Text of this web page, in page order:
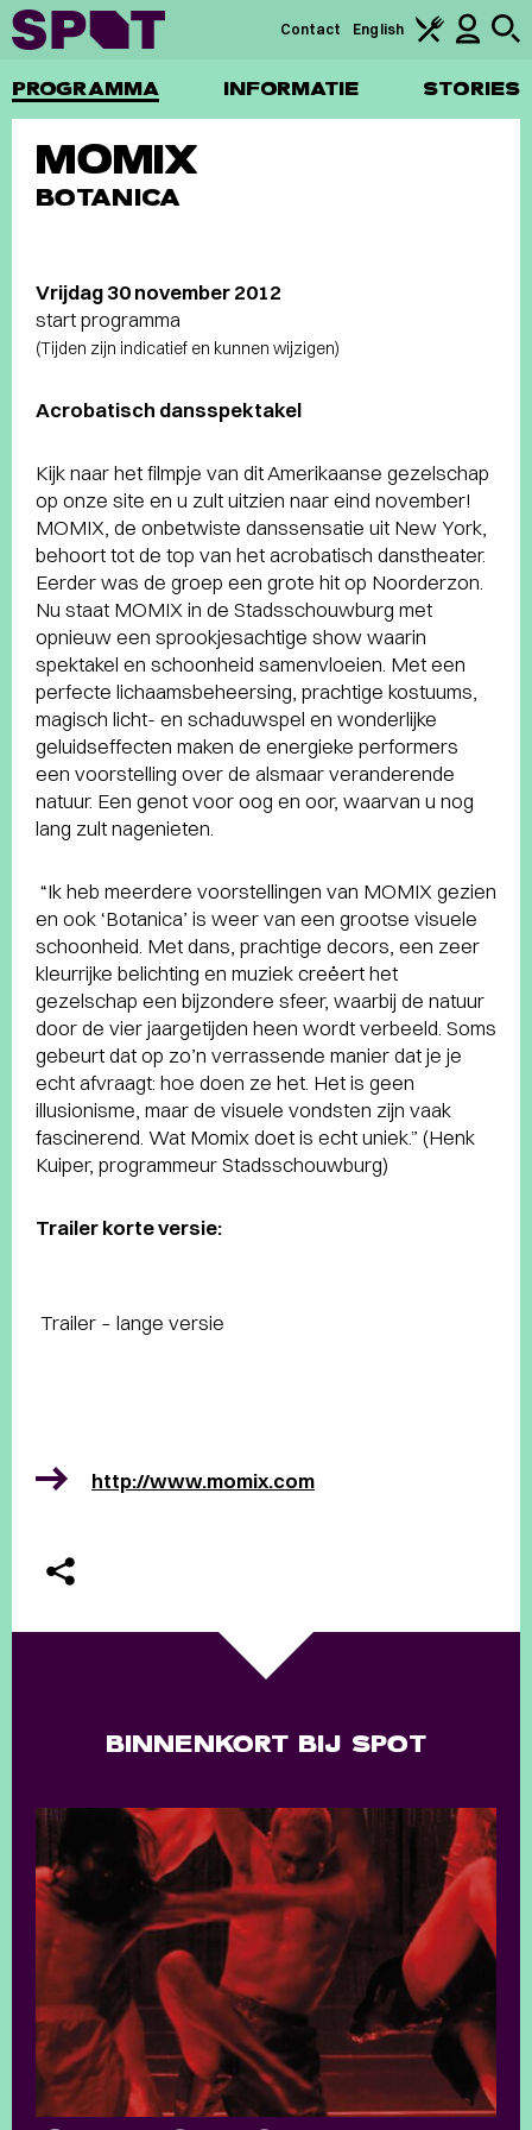
PROGRAMMA INFORMATIE STORIES
Contact English
MOMIX
BOTANICA
Vrijdag 30 november 2012
start programma
(Tijden zijn indicatief en kunnen wijzigen)
Acrobatisch dansspektakel
Kijk naar het filmpje van dit Amerikaanse gezelschap
op onze site en u zult uitzien naar eind november!
MOMIX, de onbetwiste danssensatie uit New York,
behoort tot de top van het acrobatisch danstheater.
Eerder was de groep een grote hit op Noorderzon.
Nu staat MOMIX in de Stadsschouwburg met
opnieuw een sprookjesachtige show waarin
spektakel en schoonheid samenvloeien. Met een
perfecte lichaamsbeheersing, prachtige kostuums,
magisch licht- en schaduwspel en wonderlijke
geluidseffecten maken de energieke performers
een voorstelling over de alsmaar veranderende
natuur. Een genot voor oog en oor, waarvan u nog
lang zult nagenieten.
“Ik heb meerdere voorstellingen van MOMIX gezien
en ook ‘Botanica’ is weer van een grootse visuele
schoonheid. Met dans, prachtige decors, een zeer
kleurrijke belichting en muziek creëert het
gezelschap een bijzondere sfeer, waarbij de natuur
door de vier jaargetijden heen wordt verbeeld. Soms
gebeurt dat op zo’n verrassende manier dat je je
echt afvraagt: hoe doen ze het. Het is geen
illusionisme, maar de visuele vondsten zijn vaak
fascinerend. Wat Momix doet is echt uniek.” (Henk
Kuiper, programmeur Stadsschouwburg)
Trailer korte versie:
Trailer – lange versie
http://www.momix.com
BINNENKORT BIJ SPOT